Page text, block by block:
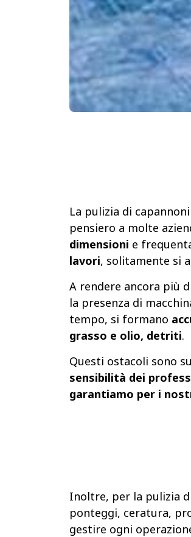
La pulizia di
pensiero a molte
dimensioni e
lavori, solitamente si
A rendere ancora più
la presenza di
tempo, si formano
grasso e olio, detriti.
Questi ostacoli sono
sensibilità dei
garantiamo per i
Inoltre, per la pulizia
ponteggi, ceratura,
gestire ogni